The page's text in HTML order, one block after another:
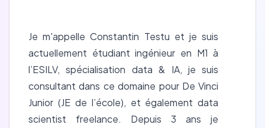
Je m'appelle Constantin Testu et je suis
actuellement étudiant ingénieur en M1 à
l’ESILV, spécialisation data & IA, je suis
consultant dans ce domaine pour De Vinci
Junior (JE de l’école), et également data
scientist freelance. Depuis 3 ans je